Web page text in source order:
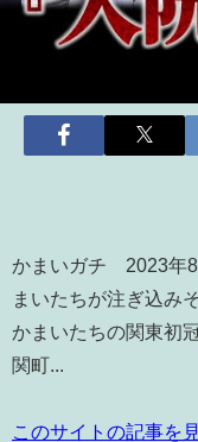
かまいガチ 2023年8
まいたちが注ぎ込み
かまいたちの関東初
関町...
このサイトの記事を